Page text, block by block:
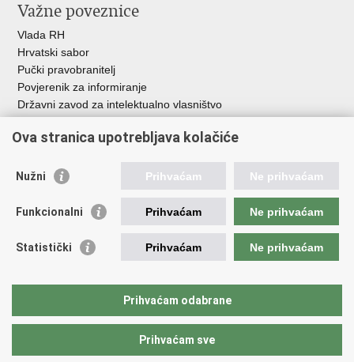
Važne poveznice
Vlada RH
Hrvatski sabor
Pučki pravobranitelj
Povjerenik za informiranje
Državni zavod za intelektualno vlasništvo
HAKOM
Ostale poveznice
Hrvatski audiovizualni centar
Creative Europe
EU National Institutes for Culture
Međunarodni centar za podvodnu arheologiju u Zadru (MCPA)
Ova stranica upotrebljava kolačiće
Nužni Prihvaćam Ne prihvaćam
Funkcionalni Prihvaćam Ne prihvaćam
Statistički Prihvaćam Ne prihvaćam
Prihvaćam odabrane
Prihvaćam sve